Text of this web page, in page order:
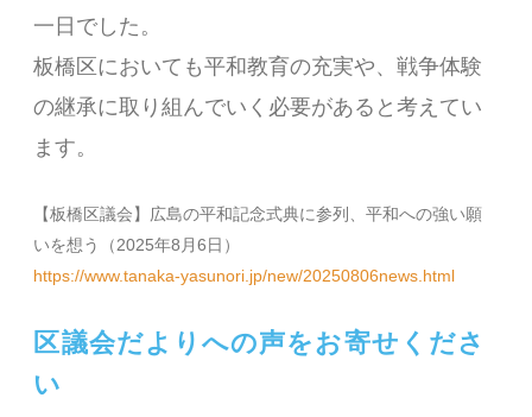
一日でした。
板橋区においても平和教育の充実や、戦争体験
の継承に取り組んでいく必要があると考えてい
ます。
【板橋区議会】広島の平和記念式典に参列、平和への強い願
いを想う（2025年8月6日）
https://www.tanaka-yasunori.jp/new/20250806news.html
区議会だよりへの声をお寄せくださ
い